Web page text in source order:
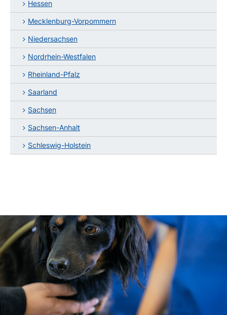
Hessen
Mecklenburg-Vorpommern
Niedersachsen
Nordrhein-Westfalen
Rheinland-Pfalz
Saarland
Sachsen
Sachsen-Anhalt
Schleswig-Holstein